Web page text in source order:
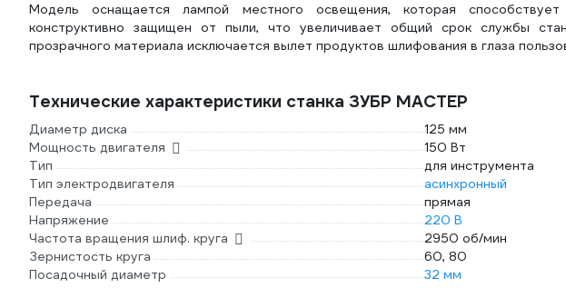
Модель оснащается лампой местного освещения, которая
конструктивно защищен от пыли, что увеличивает общий срок службы
прозрачного материала исключается вылет продуктов шлифования в глаза
Технические характеристики станка ЗУБР МАСТЕР
Диаметр диска
125 мм
Мощность двигателя
150 Вт
Тип
для инструмента
Тип электродвигателя
асинхронный
Передача
прямая
Напряжение
220 В
Частота вращения шлиф. круга
2950 об/мин
Зернистость круга
60, 80
Посадочный диаметр
32 мм